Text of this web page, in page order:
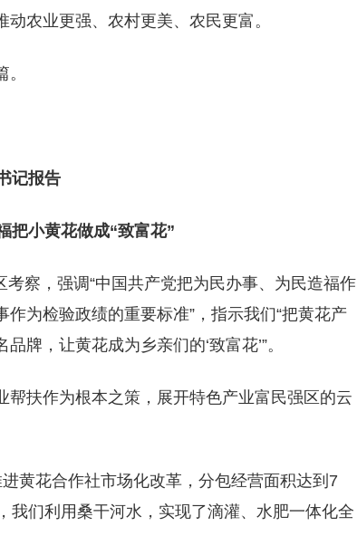
农业更强、农村更美、农民更富。
记报告
把小黄花做成“致富花”
察，强调“中国共产党把为民办事、为民造福作
为检验政绩的重要标准”，指示我们“把黄花产
牌，让黄花成为乡亲们的‘致富花’”。
扶作为根本之策，展开特色产业富民强区的云
黄花合作社市场化改革，分包经营面积达到7
我们利用桑干河水，实现了滴灌、水肥一体化全